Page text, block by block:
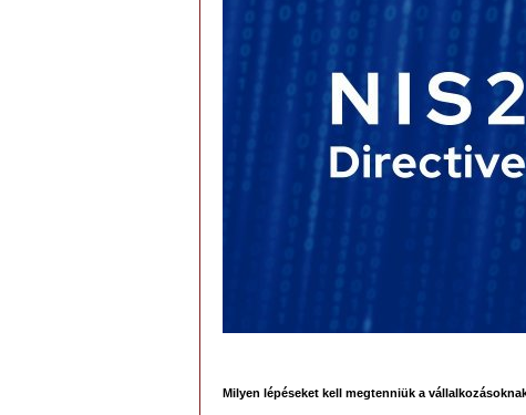
Milyen lépéseket kell megtenniük a